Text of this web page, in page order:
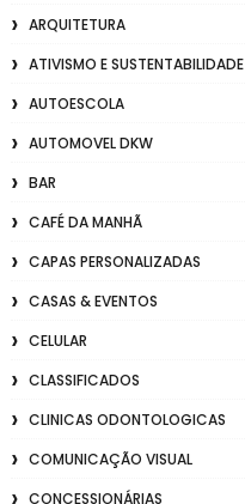
ARQUITETURA
ATIVISMO E SUSTENTABILIDADE
AUTOESCOLA
AUTOMOVEL DKW
BAR
CAFÉ DA MANHÃ
CAPAS PERSONALIZADAS
CASAS & EVENTOS
CELULAR
CLASSIFICADOS
CLINICAS ODONTOLOGICAS
COMUNICAÇÃO VISUAL
CONCESSIONÁRIAS